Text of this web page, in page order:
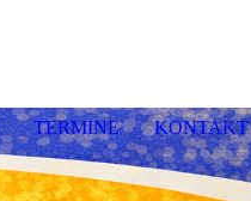
TERMINE KONTAKT